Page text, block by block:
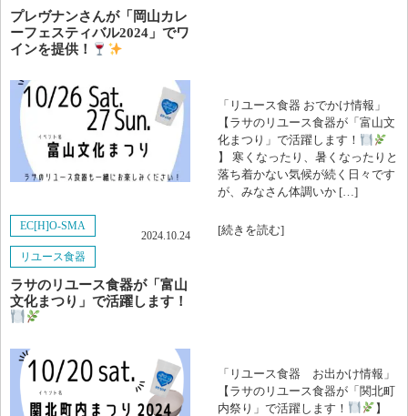
いろいろ
お知らせ
コラム
法人情報
2025年7月
2025年6月
2025年5月
2025年4月
2025年3月
2024年12月
2024年10月
プレヴナンさんが「岡山カレ
ーフェスティバル2024」でワ
インを提供！
EC[H]O-SMA
リユース食器
2024.10.24
ラサのリユース食器が「富山
文化まつり」で活躍します！
「リユース食器 おでかけ情報」
【ラサのリユース食器が「富山文
化まつり」で活躍します！
】 寒くなったり、暑くなったりと
落ち着かない気候が続く日々です
が、みなさん体調いか […]
[続きを読む]
「リユース食器 お出かけ情報」
【ラサのリユース食器が「関北町
内祭り」で活躍します！
】